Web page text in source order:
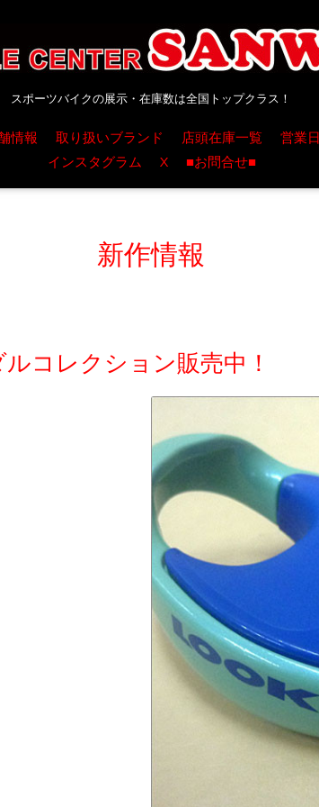
スポーツバイクの展示・在庫数は全国トップクラス！
情報 取り扱いブランド 店頭在庫一覧 営業日
インスタグラム
X ■お問合せ■
新作情報
コレクション販売中！